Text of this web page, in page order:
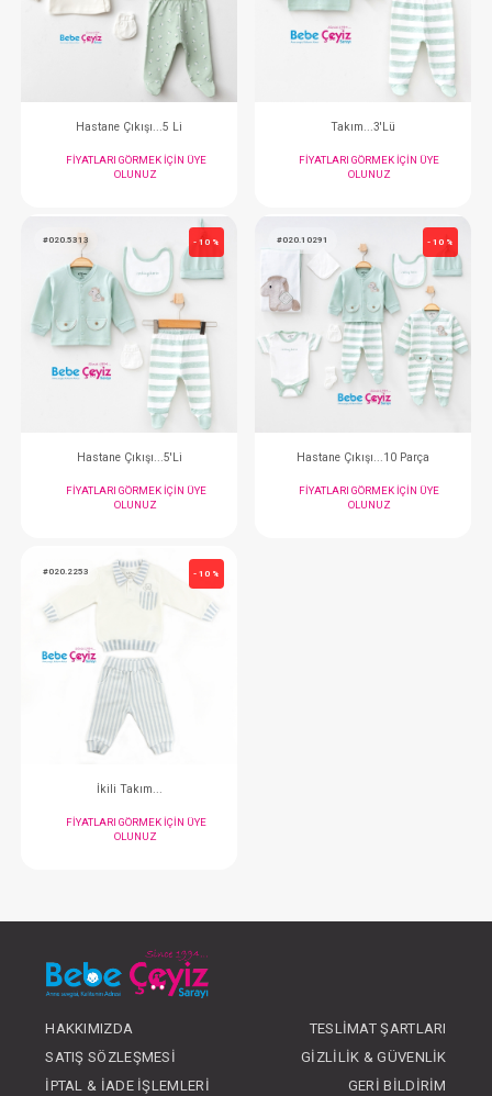
İkili Takım...
FIYATLARI GÖRMEK IÇIN ÜYE
OLUNUZ
İkili
FIYATLARI
OLUNUZ
#020.5335 - 10 %
Hastane Çıkışı...5 Li
FIYATLARI GÖRMEK IÇIN ÜYE
OLUNUZ
#020.3219
#020.5313
Hastane Çıkışı...5'Li Hastane
HAKKIMIZDA
TESLIMAT ŞARTLARI
SATIŞ SÖZLEŞMESI
GIZLILIK & GÜVENLIK
İPTAL & İADE İŞLEMLERI
GERI BILDIRIM